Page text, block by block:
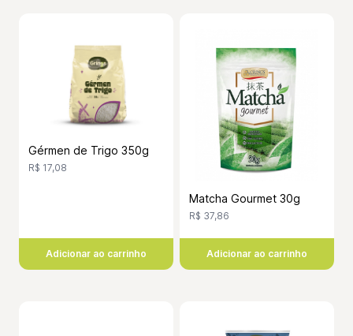
Gérmen de Trigo 350g
R$ 17,08
Adicionar ao carrinho
Matcha Gourmet 30g
R$ 37,86
Adicionar ao carrinho